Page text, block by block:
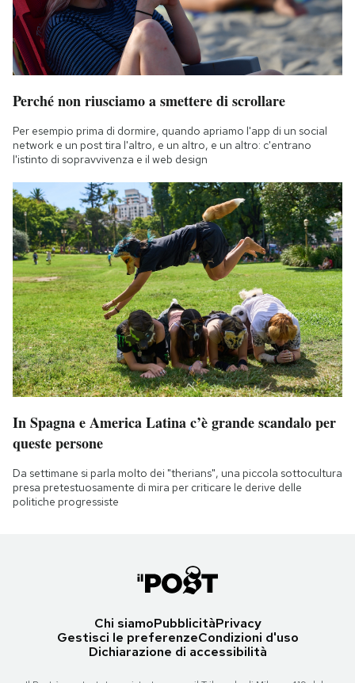
Perché non riusciamo a smettere di scrollare
Per esempio prima di dormire, quando apriamo l'app di un social
network e un post tira l'altro, e un altro, e un altro: c'entrano
l'istinto di sopravvivenza e il web design
In Spagna e America Latina c’è grande scandalo per
queste persone
Da settimane si parla molto dei "therians", una piccola sottocultura
presa pretestuosamente di mira per criticare le derive delle
politiche progressiste
Chi siamoPubblicitàPrivacy
Gestisci le preferenzeCondizioni d'uso
Dichiarazione di accessibilità